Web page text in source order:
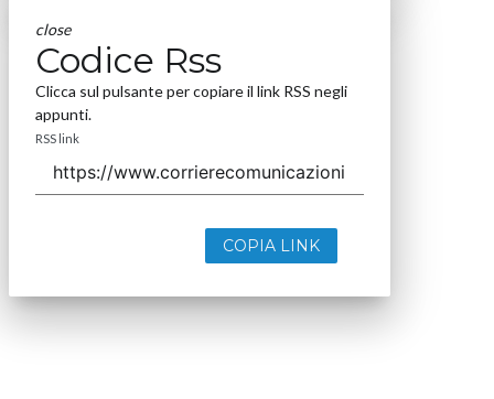
close
Codice Rss
Clicca sul pulsante per copiare il link RSS negli
appunti.
RSS link
COPIA LINK